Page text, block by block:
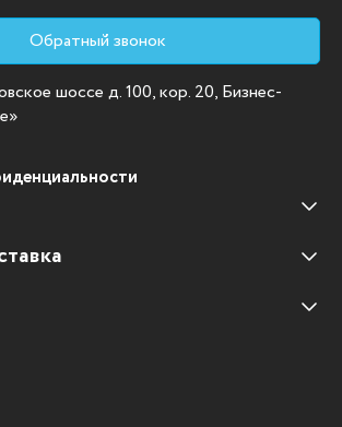
Обратный звонок
шоссе д. 100, кор. 20, Бизнес-